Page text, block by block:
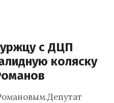
с ДЦП
коляску